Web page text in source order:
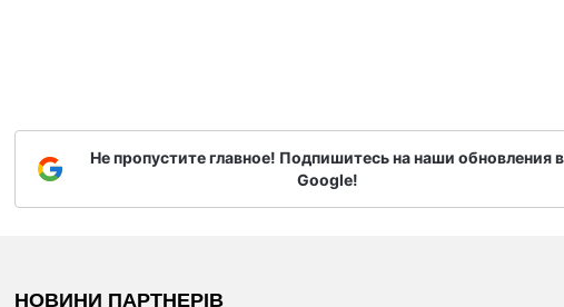
Не пропустите главное! Подпишитесь на наши обновления в
Google!